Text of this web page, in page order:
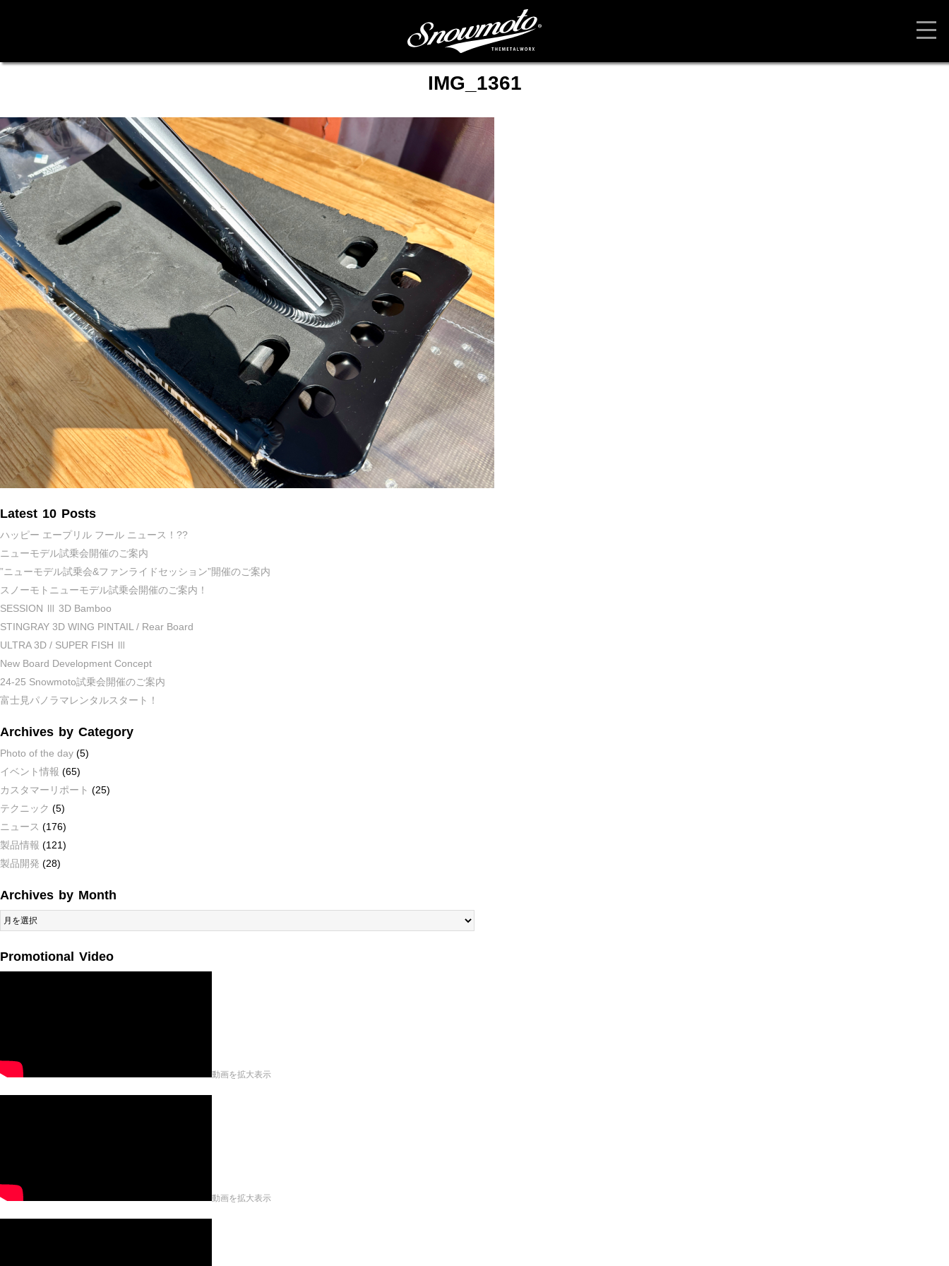
IMG_1361
Latest 10 Posts
ハッピー エープリル フール ニュース！??
ニューモデル試乗会開催のご案内
”ニューモデル試乗会&ファンライドセッション”開催のご案内
スノーモトニューモデル試乗会開催のご案内！
SESSION Ⅲ 3D Bamboo
STINGRAY 3D WING PINTAIL / Rear Board
ULTRA 3D / SUPER FISH Ⅲ
New Board Development Concept
24-25 Snowmoto試乗会開催のご案内
富士見パノラマレンタルスタート！
Archives by Category
Photo of the day (5)
イベント情報 (65)
カスタマーリポート (25)
テクニック (5)
ニュース (176)
製品情報 (121)
製品開発 (28)
Archives by Month
Archives
by
Promotional Video
動画を拡大表示
動画を拡大表示